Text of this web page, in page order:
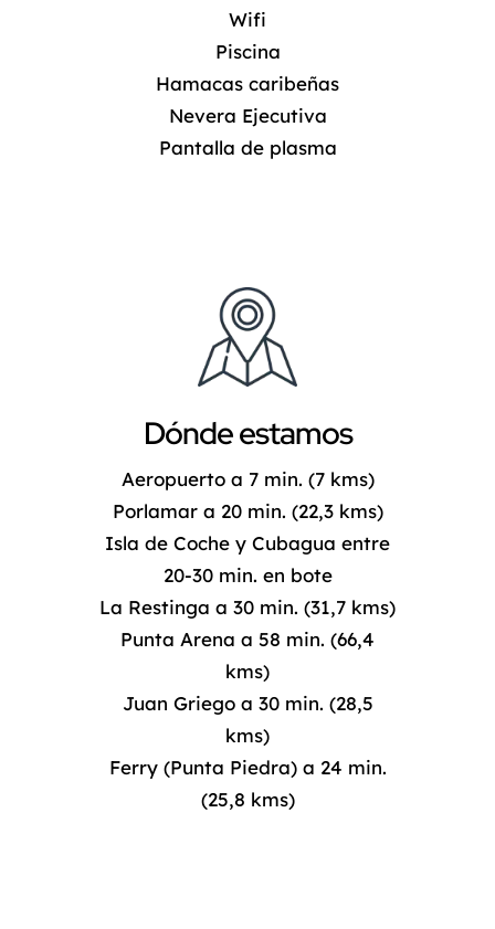
Wifi
Piscina
Hamacas caribeñas
Nevera Ejecutiva
Pantalla de plasma
Dónde estamos
Aeropuerto a 7 min. (7 kms)
Porlamar a 20 min. (22,3 kms)
Isla de Coche y Cubagua entre
20-30 min. en bote
La Restinga a 30 min. (31,7 kms)
Punta Arena a 58 min. (66,4
kms)
Juan Griego a 30 min. (28,5
kms)
Ferry (Punta Piedra) a 24 min.
(25,8 kms)